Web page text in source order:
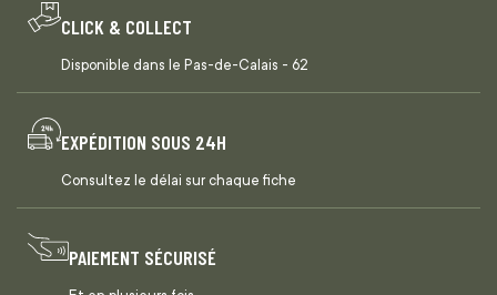
CLICK & COLLECT
Disponible dans le Pas-de-Calais - 62
EXPÉDITION SOUS 24H
Consultez le délai sur chaque fiche
PAIEMENT SÉCURISÉ